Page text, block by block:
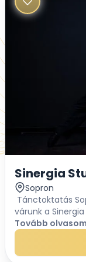
Sinergia
Sopron
Tánctoktatás
várunk a
kiválasztott
Tovább olvasom